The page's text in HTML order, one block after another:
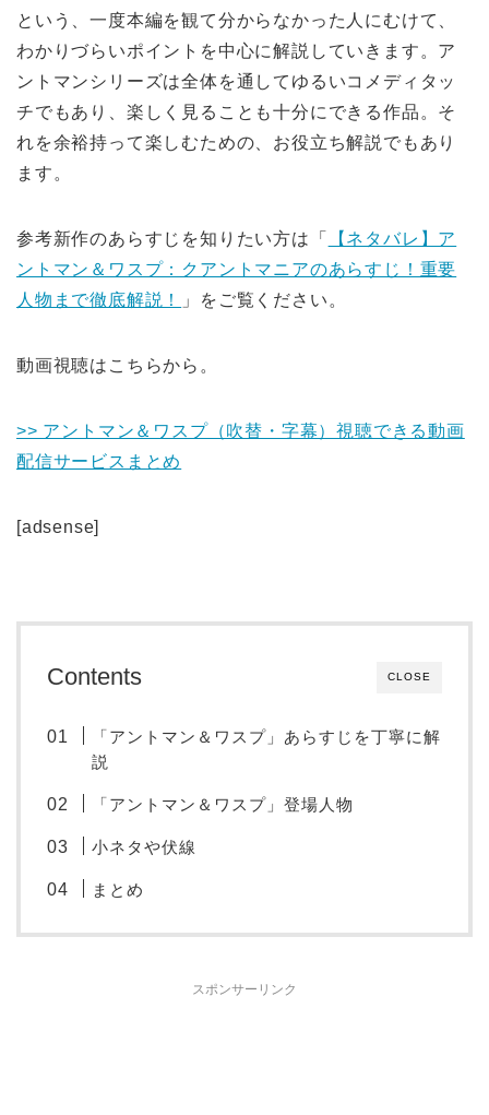
という、一度本編を観て分からなかった人にむけて、
わかりづらいポイントを中心に解説していきます。ア
ントマンシリーズは全体を通してゆるいコメディタッ
チでもあり、楽しく見ることも十分にできる作品。そ
れを余裕持って楽しむための、お役立ち解説でもあり
ます。
参考新作のあらすじを知りたい方は「
【ネタバレ】ア
ントマン＆ワスプ：クアントマニアのあらすじ！重要
人物まで徹底解説！
」をご覧ください。
動画視聴はこちらから。
>> アントマン＆ワスプ（吹替・字幕）視聴できる動画
配信サービスまとめ
[adsense]
CLOSE
Contents
「アントマン＆ワスプ」あらすじを丁寧に解
説
「アントマン＆ワスプ」登場人物
小ネタや伏線
まとめ
スポンサーリンク